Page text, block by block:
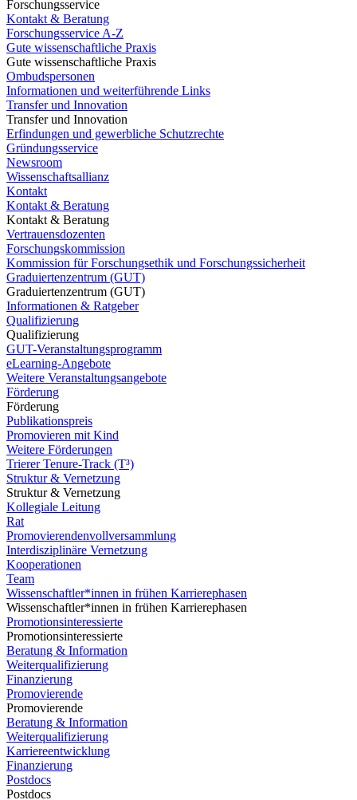
Forschungsservice
Kontakt & Beratung
Forschungsservice A-Z
Gute wissenschaftliche Praxis
Gute wissenschaftliche Praxis
Ombudspersonen
Informationen und weiterführende Links
Transfer und Innovation
Transfer und Innovation
Erfindungen und gewerbliche Schutzrechte
Gründungsservice
Newsroom
Wissenschaftsallianz
Kontakt
Kontakt & Beratung
Kontakt & Beratung
Vertrauensdozenten
Forschungskommission
Kommission für Forschungsethik und Forschungssicherheit
Graduiertenzentrum (GUT)
Graduiertenzentrum (GUT)
Informationen & Ratgeber
Qualifizierung
Qualifizierung
GUT-Veranstaltungsprogramm
eLearning-Angebote
Weitere Veranstaltungsangebote
Förderung
Förderung
Publikationspreis
Promovieren mit Kind
Weitere Förderungen
Trierer Tenure-Track (T³)
Struktur & Vernetzung
Struktur & Vernetzung
Kollegiale Leitung
Rat
Promovierendenvollversammlung
Interdisziplinäre Vernetzung
Kooperationen
Team
Wissenschaftler*innen in frühen Karrierephasen
Wissenschaftler*innen in frühen Karrierephasen
Promotionsinteressierte
Promotionsinteressierte
Beratung & Information
Weiterqualifizierung
Finanzierung
Promovierende
Promovierende
Beratung & Information
Weiterqualifizierung
Karriereentwicklung
Finanzierung
Postdocs
Postdocs